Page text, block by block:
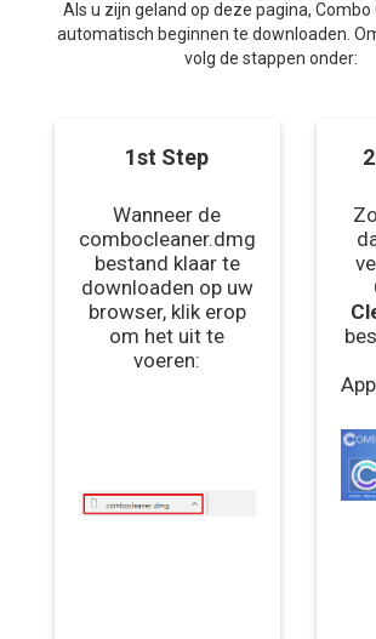
Als u zijn geland op deze pagina,
automatisch beginnen te downloaden.
volg de stappen onder:
1st Step
Wanneer de
combocleaner.dmg
bestand klaar te
downloaden op uw
browser, klik erop
om het uit te
voeren: